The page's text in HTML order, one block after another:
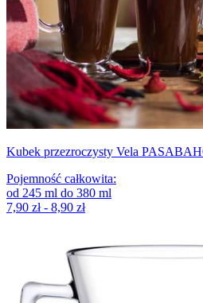
Kubek przezroczysty Vela
Pojemność całkowita:
od 245 ml do 380 ml
7,90 zł - 8,90 zł